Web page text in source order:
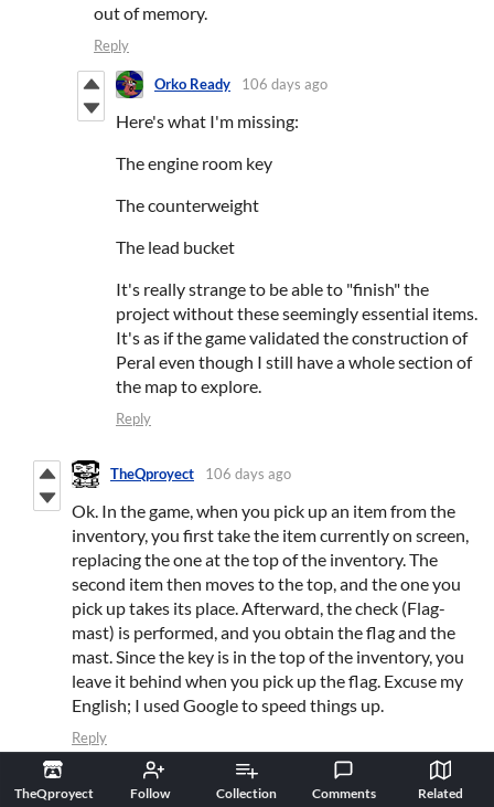
TheQproyect Follow Collection Comments Related
out of memory.
Reply
Orko Ready 106 days ago
Here's what I'm missing:
The engine room key
The counterweight
The lead bucket
It's really strange to be able to "finish" the
project without these seemingly essential items.
It's as if the game validated the construction of
Peral even though I still have a whole section of
the map to explore.
Reply
TheQproyect 106 days ago
Ok. In the game, when you pick up an item from the
inventory, you first take the item currently on screen,
replacing the one at the top of the inventory. The
second item then moves to the top, and the one you
pick up takes its place. Afterward, the check (Flag-
mast) is performed, and you obtain the flag and the
mast. Since the key is in the top of the inventory, you
leave it behind when you pick up the flag. Excuse my
English; I used Google to speed things up.
Reply
jlozlia 108 days ago